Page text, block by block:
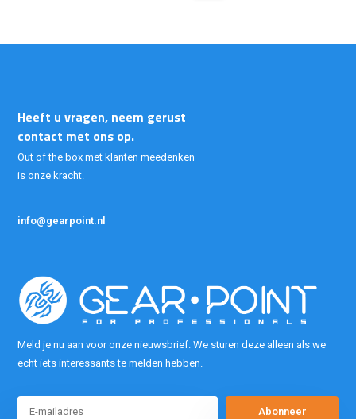
Heeft u vragen, neem gerust
contact met ons op.
Out of the box met klanten meedenken
is onze kracht.
info@gearpoint.nl
Meld je nu aan voor onze nieuwsbrief. We sturen deze alleen als we
echt iets interessants te melden hebben.
Abonneer